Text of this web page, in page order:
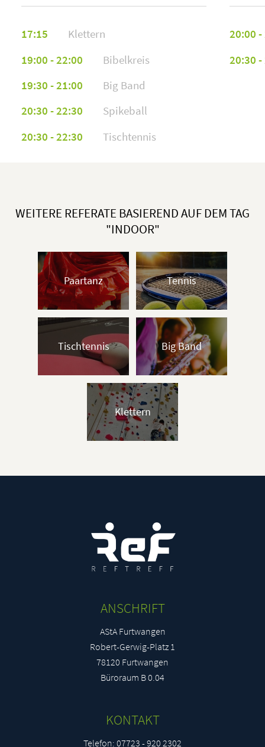
Anonym
Anonym
Anonym
Anonym
Anonym
Anonym
Anonym
Anonym
17:15
Klettern
19:00 - 22:00
Bibelkreis
19:30 - 21:00
Big Band
20:30 - 22:30
Spikeball
20:30 - 22:30
Tischtennis
20:00
20:30
WEITERE REFERATE BASIEREND AUF DEM TAG
"INDOOR"
Paartanz Tennis
Tischtennis Big Band
Klettern
ANSCHRIFT
AStA Furtwangen
Robert-Gerwig-Platz 1
78120 Furtwangen
Büroraum B 0.04
KONTAKT
Telefon: 07723 - 920 2302